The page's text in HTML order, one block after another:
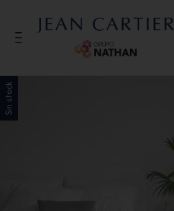
Sin stock